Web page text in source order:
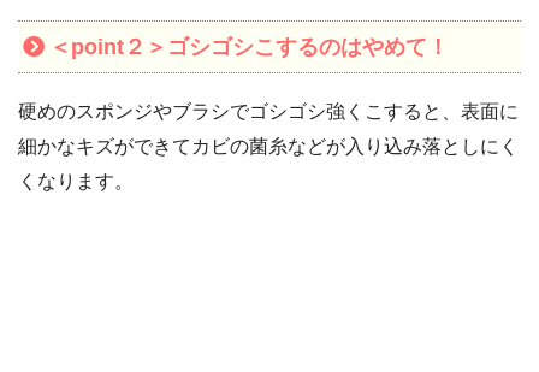
＜point２＞ゴシゴシこするのはやめて！
硬めのスポンジやブラシでゴシゴシ強くこすると、表面に
細かなキズができてカビの菌糸などが入り込み落としにく
くなります。